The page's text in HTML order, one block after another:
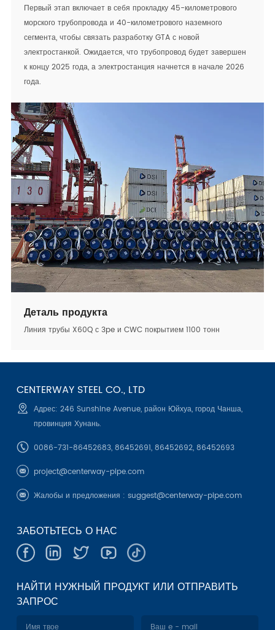
Первый этап включает в себя прокладку 45-километрового
морского трубопровода и 40-километрового наземного
сегмента, чтобы связать разработку GTA с новой
электростанкой. Ожидается, что трубопровод будет завершен
к концу 2025 года, а электростанция начнется в начале 2026
года.
Деталь продукта
Линия трубы X60Q с 3pe и CWC покрытием 1100 тонн
CENTERWAY STEEL CO., LTD
Адрес: 246 Sunshine Avenue, район Юйхуа, город Чанша,
провинция Хунань.
0086-731-86452683, 86452691, 86452692, 86452693
project@centerway-pipe.com
Жалобы и предложения :suggest@centerway-pipe.com
ЗАБОТЬТЕСЬ О НАС
НАЙТИ НУЖНЫЙ ПРОДУКТ ИЛИ ОТПРАВИТЬ
ЗАПРОС